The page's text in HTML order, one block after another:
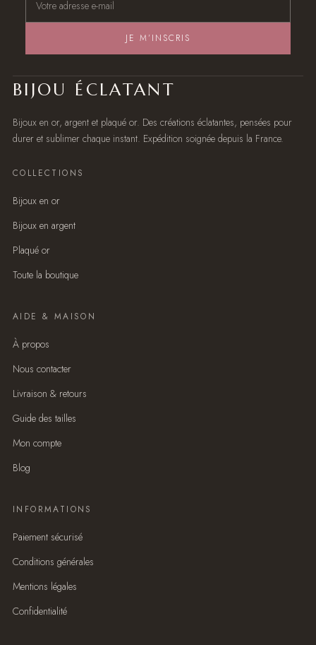
JE M’INSCRIS
BIJOU ÉCLATANT
Bijoux en or, argent et plaqué or. Des créations éclatantes, pensées pour
durer et sublimer chaque instant. Expédition soignée depuis la France.
COLLECTIONS
Bijoux en or
Bijoux en argent
Plaqué or
Toute la boutique
AIDE & MAISON
À propos
Nous contacter
Livraison & retours
Guide des tailles
Mon compte
Blog
INFORMATIONS
Paiement sécurisé
Conditions générales
Mentions légales
Confidentialité